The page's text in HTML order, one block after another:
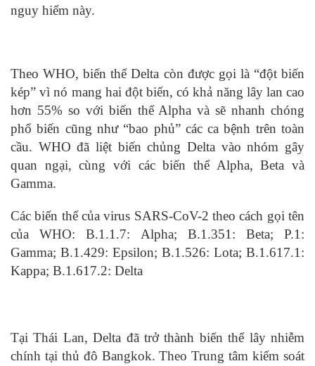
nguy hiểm này.
Theo WHO, biến thể Delta còn được gọi là “đột biến
kép” vì nó mang hai đột biến, có khả năng lây lan cao
hơn 55% so với biến thể Alpha và sẽ nhanh chóng
phổ biến cũng như “bao phủ” các ca bệnh trên toàn
cầu. WHO đã liệt biến chủng Delta vào nhóm gây
quan ngại, cùng với các biến thể Alpha, Beta và
Gamma.
Các biến thể của virus SARS-CoV-2 theo cách gọi tên
của WHO: B.1.1.7: Alpha; B.1.351: Beta; P.1:
Gamma; B.1.429: Epsilon; B.1.526: Lota; B.1.617.1:
Kappa; B.1.617.2: Delta
Tại Thái Lan, Delta đã trở thành biến thể lây nhiễm
chính tại thủ đô Bangkok. Theo Trung tâm kiểm soát